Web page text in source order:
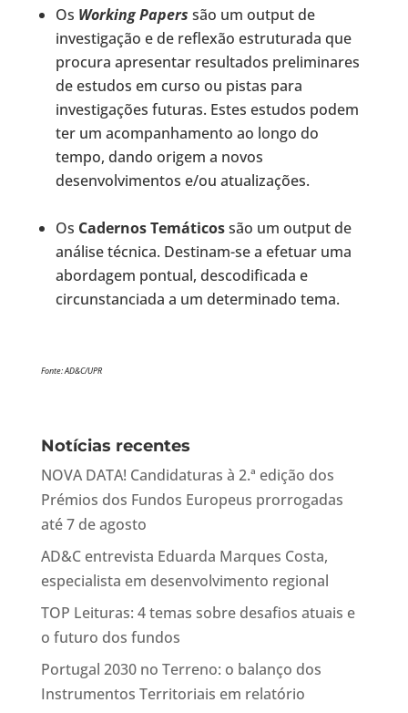
Os Working Papers são um output de
investigação e de reflexão estruturada que
procura apresentar resultados preliminares
de estudos em curso ou pistas para
investigações futuras. Estes estudos podem
ter um acompanhamento ao longo do
tempo, dando origem a novos
desenvolvimentos e/ou atualizações.
Os Cadernos Temáticossão um output de
análise técnica. Destinam-se a efetuar uma
abordagem pontual, descodificada e
circunstanciada a um determinado tema.
Fonte: AD&C/UPR
Notícias recentes
NOVA DATA! Candidaturas à 2.ª edição dos
Prémios dos Fundos Europeus prorrogadas
até 7 de agosto
AD&C entrevista Eduarda Marques Costa,
especialista em desenvolvimento regional
TOP Leituras: 4 temas sobre desafios atuais e
o futuro dos fundos
Portugal 2030 no Terreno: o balanço dos
Instrumentos Territoriais em relatório